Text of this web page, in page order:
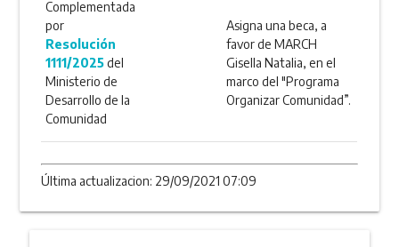
Complementada
por
Resolución
1111/2025del
Ministerio de
Desarrollo de la
Comunidad
Asigna una beca, a
favor de MARCH
Gisella Natalia, en el
marco del "Programa
Organizar Comunidad”.
Última actualizacion: 29/09/2021 07:09